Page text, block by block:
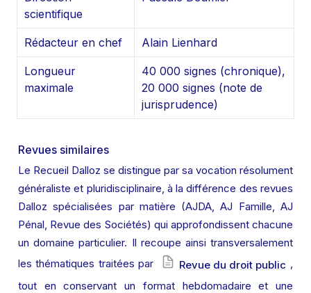
scientifique
Rédacteur en chef Alain Lienhard
Longueur
maximale
40 000 signes (chronique),
20 000 signes (note de
jurisprudence)
Revues similaires
Le Recueil Dalloz se distingue par sa vocation résolument
généraliste et pluridisciplinaire, à la différence des revues
Dalloz spécialisées par matière (AJDA, AJ Famille, AJ
Pénal, Revue des Sociétés) qui approfondissent chacune
un domaine particulier. Il recoupe ainsi transversalement
les thématiques traitées par
Revue du droit public ,
tout en conservant un format hebdomadaire et une